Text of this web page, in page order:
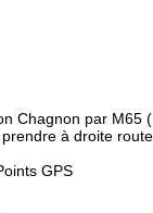
Chagnon par M65
à droite
GPS